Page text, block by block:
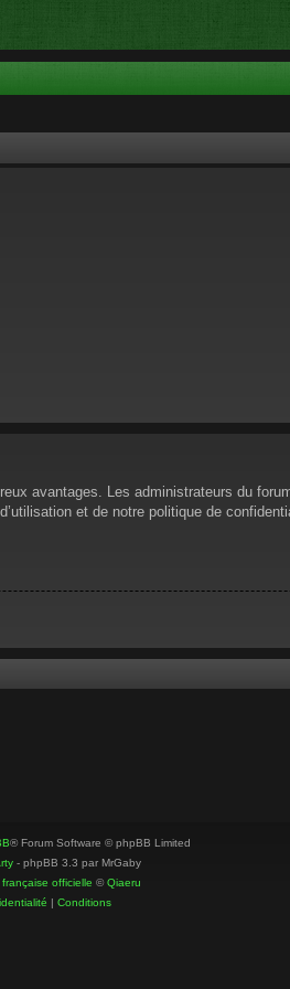
avantages. Les administrateurs du
et de notre politique de
® Forum Software © phpBB Limited
- phpBB 3.3 par MrGaby
officielle ©Qiaeru
| Conditions